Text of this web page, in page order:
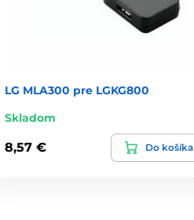
LG MLA300 pre LGKG800
Skladom
8,57 € Do košíka